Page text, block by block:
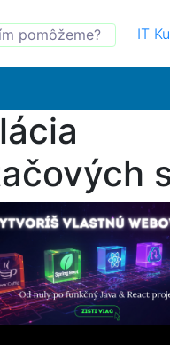
IT